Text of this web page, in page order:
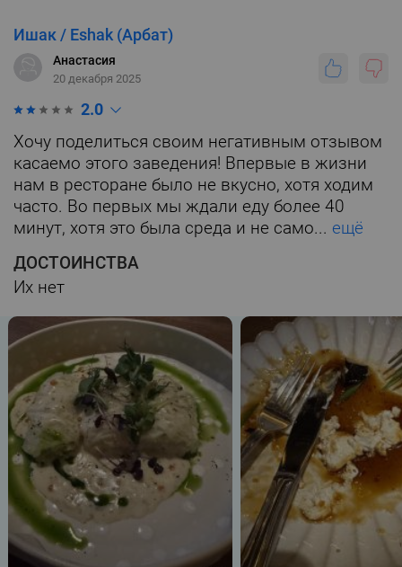
Ишак / Eshak (Арбат)
Анастасия
20 декабря 2025
2.0
Хочу поделиться своим негативным отзывом
касаемо этого заведения! Впервые в жизни
нам в ресторане было не вкусно, хотя ходим
часто. Во первых мы ждали еду более 40
минут, хотя это была среда и не само... ещё
ДОСТОИНСТВА
Их нет